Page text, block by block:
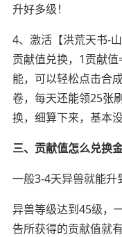
升好多级！
4、激活【洪荒天书-
贡献值兑换，1贡献
能，可以轻松点击合
卷，每天还能领25张
换，细算下来，基本没
三、贡献值怎么兑换
一般3-4天异兽就能升
异兽等级达到45级，
告所获得的贡献值就